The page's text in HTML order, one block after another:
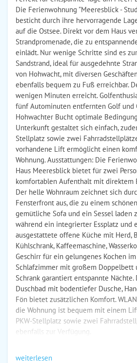
Die Ferienwohnung "Meeresblick -
besticht durch ihre hervorragende
auf die Ostsee. Direkt vor dem Haus
Strandpromenade, die zu
einlädt. Nur wenige Schritte sind es
Sandstrand, ideal für ausgedehnte
von Hohwacht, mit diversen
ebenfalls bequem zu Fuß erreichbar.
wenigen Minuten erreicht.
fünf Autominuten entfernten Golf und
Hohwachter Bucht optimale
Unterkunft gestaltet sich einfach,
Stellplatz sowie zwei
vorhandene Lift ermöglicht einen
Wohnung. Ausstattungen: Die
Haus Meeresblick bietet für zwei
komfortablen Aufenthalt mit direktem
Der helle Wohnraum zeichnet sich
Fensterfront aus, die zu einem
gemütliche Sofa und ein Sessel laden
während ein integrierter Essplatz und
ausgestattete offene Küche mit Herd,
Kühlschrank, Kaffeemaschine,
Geschirr für ein gelungenes Kochen
Schlafzimmer mit großem Doppelbett
Schrank garantiert entspannte Nächte.
Duschbad mit bodentiefer Dusche,
Fön bietet zusätzlichen Komfort.
die Wohnung ist bequem mit einem
PKW-Stellplatz sowie zwei
ebenfalls zur Verfügung.
weiterlesen